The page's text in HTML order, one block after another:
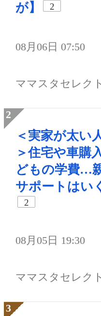
が】
2
08月06日 07:50
ママスタセレクト
＜実家が太い
＞住宅や車購
どもの学費…
サポートはい
2
08月05日 19:30
ママスタセレクト